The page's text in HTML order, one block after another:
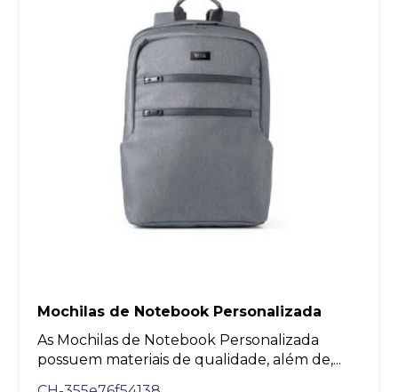
Mochilas de Notebook Personalizada
As Mochilas de Notebook Personalizada
possuem materiais de qualidade, além de,...